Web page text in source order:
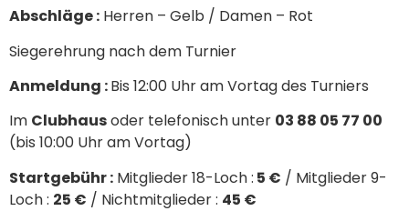
Abschläge : Herren – Gelb / Damen – Rot
Siegerehrung nach dem Turnier
Anmeldung :Bis 12:00 Uhr am Vortag des Turniers
Im Clubhausoder telefonisch unter 03 88 05 77 00
(bis 10:00 Uhr am Vortag)
Startgebühr : Mitglieder 18-Loch : 5 € / Mitglieder 9-
Loch : 25 € / Nichtmitglieder : 45 €